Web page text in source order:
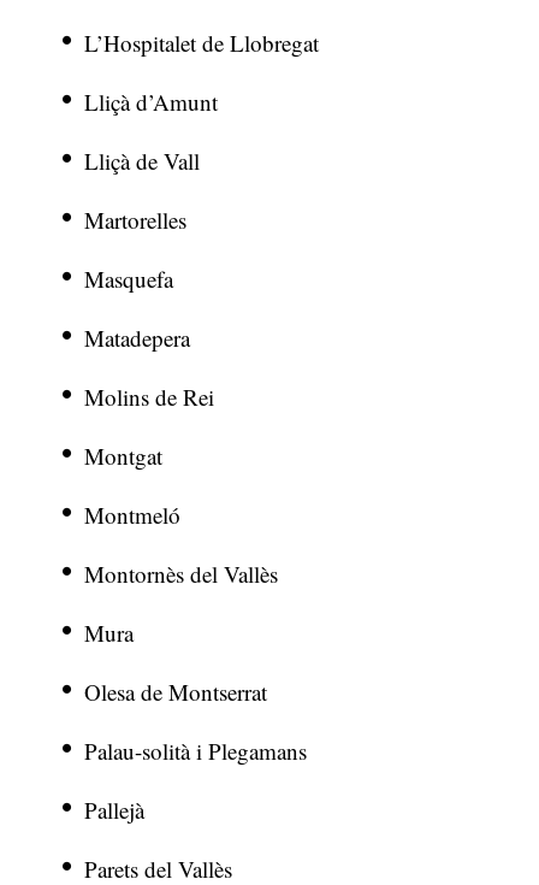
L’Hospitalet de Llobregat
Lliçà d’Amunt
Lliçà de Vall
Martorelles
Masquefa
Matadepera
Molins de Rei
Montgat
Montmeló
Montornès del Vallès
Mura
Olesa de Montserrat
Palau-solità i Plegamans
Pallejà
Parets del Vallès